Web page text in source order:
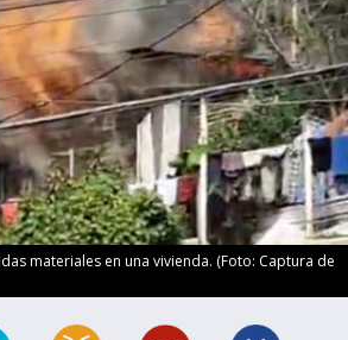
materiales en una vivienda. (Foto: Captura de